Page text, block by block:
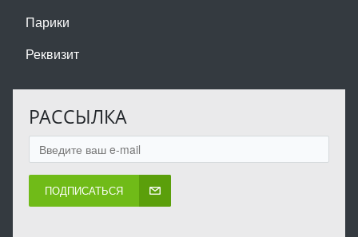
Парики
Реквизит
РАССЫЛКА
ПОДПИСАТЬСЯ